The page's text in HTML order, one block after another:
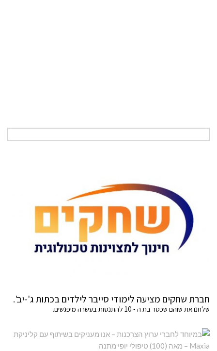
חברת שחקים מציעה לימודי סייבר לילדים בכתות ג'-יב'.
שלחנו את שוהם שכטר בת ה - 10 להתנסות בעשרה מיפגשים.